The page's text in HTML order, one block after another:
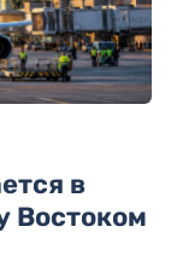
в
Востоком